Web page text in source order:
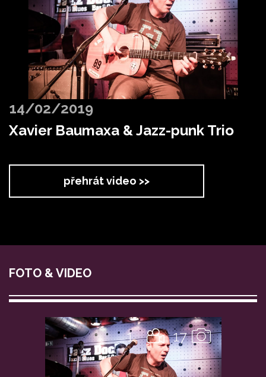
14/02/2019
Xavier Baumaxa & Jazz-punk Trio
přehrát video >>
FOTO & VIDEO
17
1